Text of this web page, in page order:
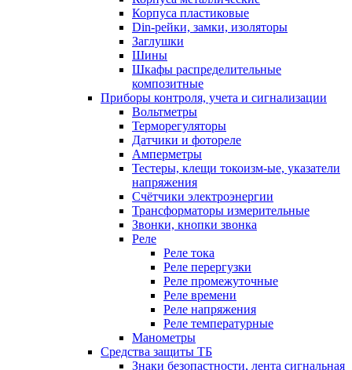
Корпуса пластиковые
Din-рейки, замки, изоляторы
Заглушки
Шины
Шкафы распределительные
композитные
Приборы контроля, учета и сигнализации
Вольтметры
Терморегуляторы
Датчики и фотореле
Амперметры
Тестеры, клещи токоизм-ые, указатели
напряжения
Счётчики электроэнергии
Трансформаторы измерительные
Звонки, кнопки звонка
Реле
Реле тока
Реле перергузки
Реле промежуточные
Реле времени
Реле напряжения
Реле температурные
Манометры
Средства защиты ТБ
Знаки безопастности, лента сигнальная